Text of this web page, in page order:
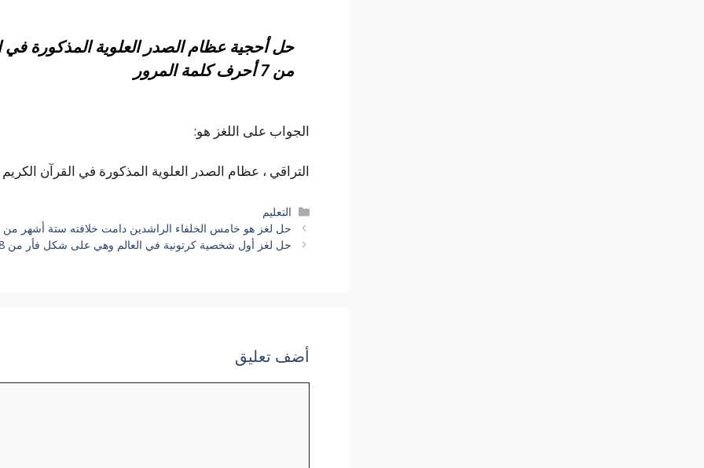
حل أحجية عظام الصدر العلوية المذكورة في
من 7 أحرف كلمة المرور
الجواب على اللغز هو:
التراقي ، عظام الصدر العلوية المذكورة في القرآن الكريم بصيغة
التصنيفات
التعليم
حل لغز هو خامس الخلفاء الراشدين دامت خلافته ستة أشهر من 5 حروف كلمة السر
حل لغز أول شخصية كرتونية في العالم وهي على شكل فأر من 8 حروف كلمة السر
أضف تعليق